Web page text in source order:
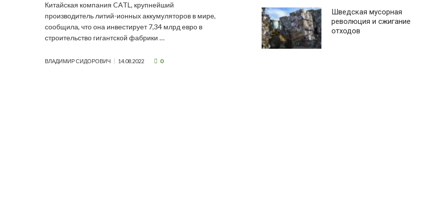
Китайская компания CATL, крупнейший
производитель литий-ионных аккумуляторов в мире,
сообщила, что она инвестирует 7,34 млрд евро в
строительство гигантской фабрики …
ВЛАДИМИР СИДОРОВИЧ 14.08.2022 0
Шведская мусорная
революция и сжигание
отходов